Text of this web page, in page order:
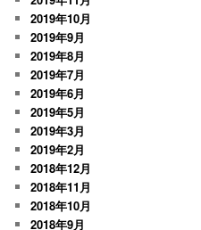
2019年10月
2019年9月
2019年8月
2019年7月
2019年6月
2019年5月
2019年3月
2019年2月
2018年12月
2018年11月
2018年10月
2018年9月